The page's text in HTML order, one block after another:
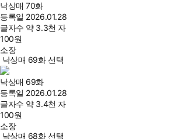
낙상매 70화
등록일 2026.01.28
글자수 약 3.3천 자
100원
소장
낙상매 69화 선택
낙상매 69화
등록일 2026.01.28
글자수 약 3.4천 자
100원
소장
낙상매 68화 선택